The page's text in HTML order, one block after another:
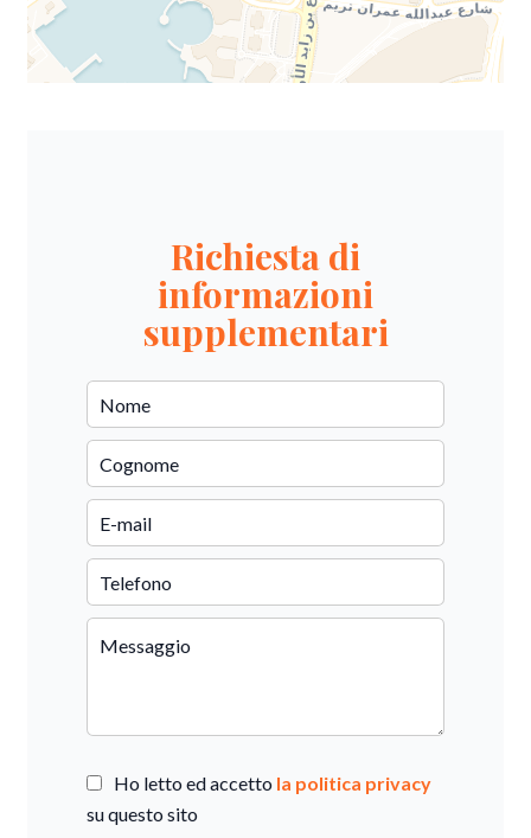
Richiesta di
informazioni
supplementari
Ho letto ed accetto la politica privacy
su questo sito